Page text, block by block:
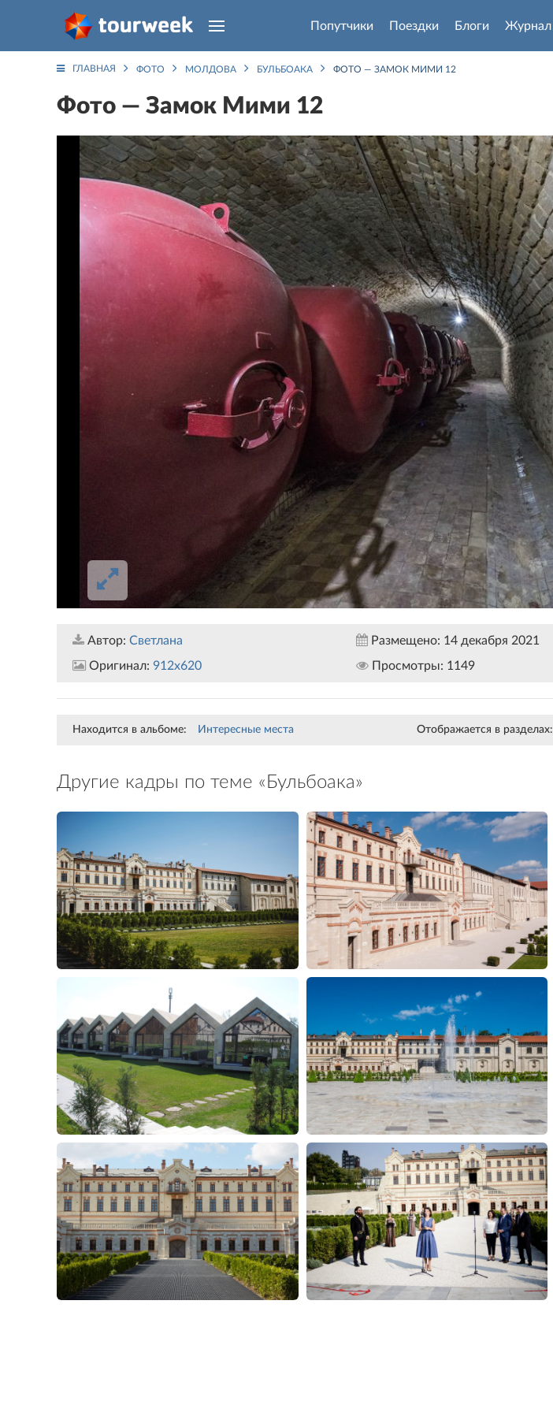
Попутчики Поездки Блоги Журнал
ГЛАВНАЯ ФОТО МОЛДОВА БУЛЬБОАКА ФОТО — ЗАМОК МИМИ 12
Фото — Замок Мими 12
Автор: Светлана
Оригинал: 912x620
Размещено: 14 декабря 2021
Просмотры: 1149
Находится в альбоме: Интересные места Отображается в разделах:
Другие кадры по теме «Бульбоака»